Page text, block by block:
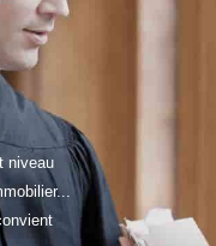
niveau